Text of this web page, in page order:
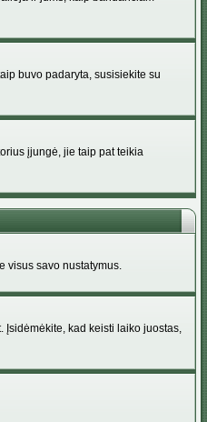
buvo padaryta, susisiekite su
įjungė, jie taip pat teikia
visus savo nustatymus.
Įsidėmėkite, kad keisti laiko juostas,